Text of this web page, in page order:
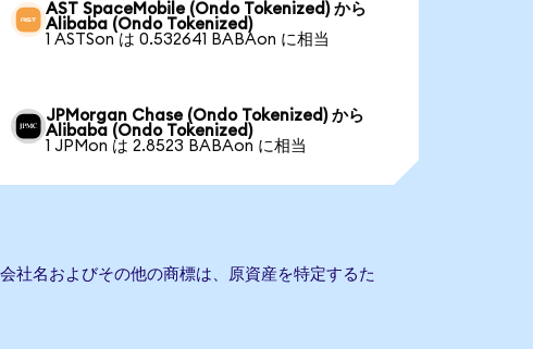
AST SpaceMobile (Ondo Tokenized) から
Alibaba (Ondo Tokenized)
1 ASTSon は 0.532641 BABAon に相当
JPMorgan Chase (Ondo Tokenized) から
Alibaba (Ondo Tokenized)
1 JPMon は 2.8523 BABAon に相当
社名およびその他の商標は、原資産を特定するた